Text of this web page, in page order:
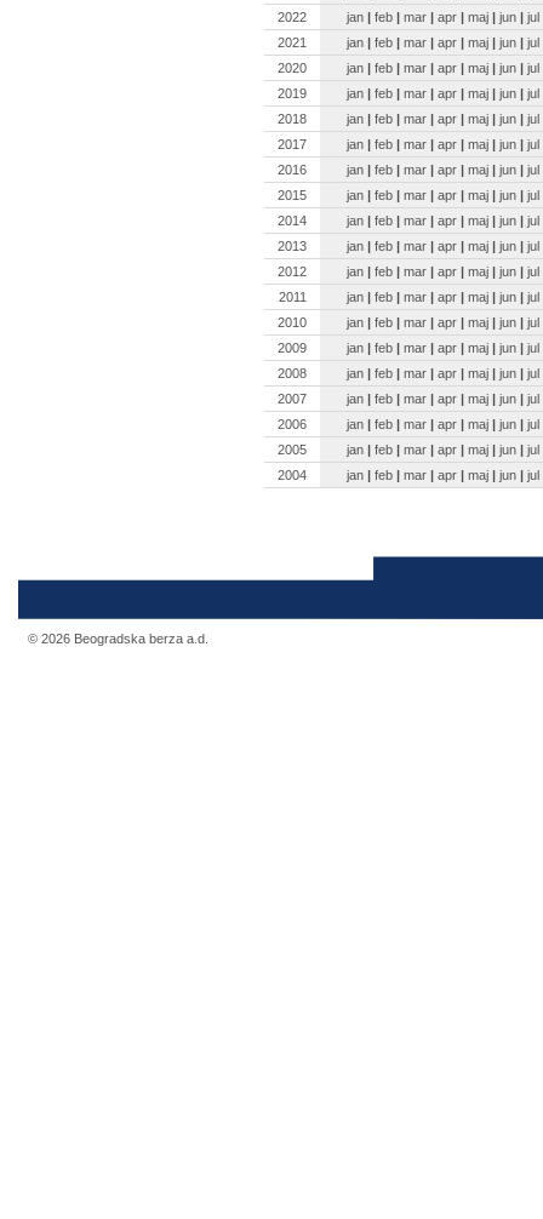
2022
jan | feb | mar | apr | maj | jun | jul
2021
jan | feb | mar | apr | maj | jun | jul
2020
jan | feb | mar | apr | maj | jun | jul
2019
jan | feb | mar | apr | maj | jun | jul
2018
jan | feb | mar | apr | maj | jun | jul
2017
jan | feb | mar | apr | maj | jun | jul
2016
jan | feb | mar | apr | maj | jun | jul
2015
jan | feb | mar | apr | maj | jun | jul
2014
jan | feb | mar | apr | maj | jun | jul
2013
jan | feb | mar | apr | maj | jun | jul
2012
jan | feb | mar | apr | maj | jun | jul
2011
jan | feb | mar | apr | maj | jun | jul
2010
jan | feb | mar | apr | maj | jun | jul
2009
jan | feb | mar | apr | maj | jun | jul
2008
jan | feb | mar | apr | maj | jun | jul
2007
jan | feb | mar | apr | maj | jun | jul
2006
jan | feb | mar | apr | maj | jun | jul
2005
jan | feb | mar | apr | maj | jun | jul
2004
jan | feb | mar | apr | maj | jun | jul
© 2026 Beogradska berza a.d.